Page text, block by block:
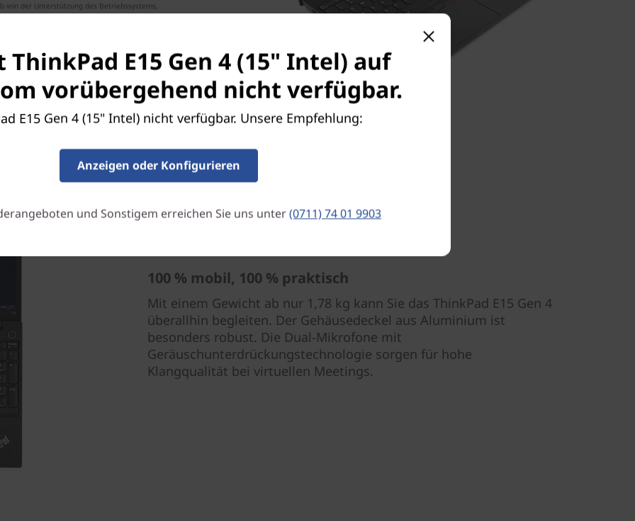
von der Unterstützung des Betriebssystems,
behördlichen Zertifizierungen und der
100 % mobil, 100 % praktisch
Mit einem Gewicht ab nur 1,78 kg kann Sie das ThinkPad E15 Gen 4
überallhin begleiten. Der Gehäusedeckel aus Aluminium ist
besonders robust. Die Dual-Mikrofone mit
Geräuschunterdrückungstechnologie sorgen für hohe
Klangqualität bei virtuellen Meetings.
ThinkPad E15 Gen 4 (15" Intel) auf
vorübergehend nicht verfügbar.
E15 Gen 4 (15" Intel) nicht verfügbar. Unsere Empfehlung:
Anzeigen oder Konfigurieren
und Sonstigem erreichen Sie uns unter(0711) 74 01 9903